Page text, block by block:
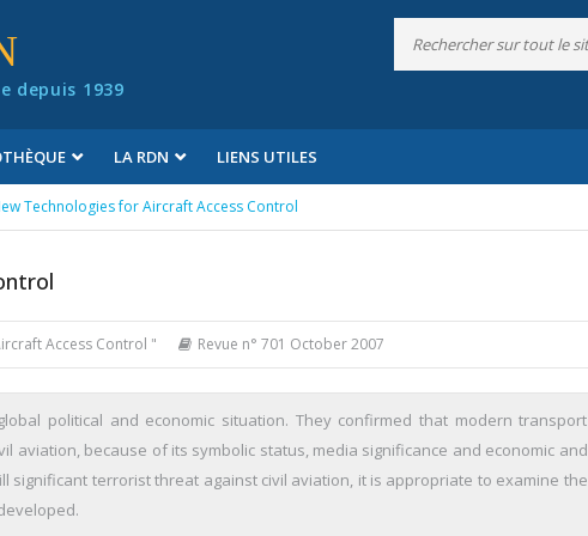
depuis 1939
LA RDN LIENS UTILES
Technologies for Aircraft Access Control
Access Control " Revue n° 701 October 2007
political and economic situation. They confirmed that modern transport
aviation, because of its symbolic status, media significance and economic and
significant terrorist threat against civil aviation, it is appropriate to examine the